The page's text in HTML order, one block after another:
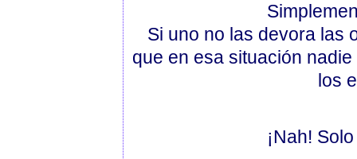
Si uno no las devora las
que en esa situación
los
¡Nah!